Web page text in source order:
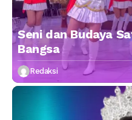
Seni dan Budaya
Bangsa
Redaksi